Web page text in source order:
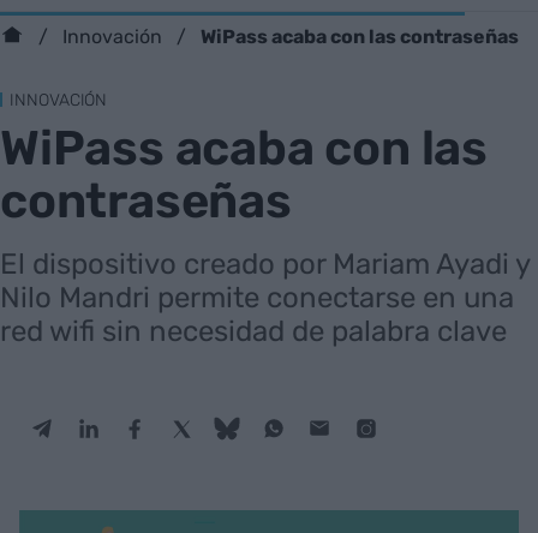
Innovación WiPass acaba con las contraseñas
INNOVACIÓN
WiPass acaba con las
contraseñas
El dispositivo creado por Mariam Ayadi y
Nilo Mandri permite conectarse en una
red wifi sin necesidad de palabra clave